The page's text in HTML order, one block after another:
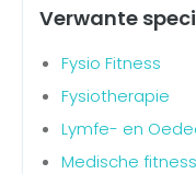
Verwante
Fysio Fitness
Fysiotherapie
Lymfe- en
Medische fitness